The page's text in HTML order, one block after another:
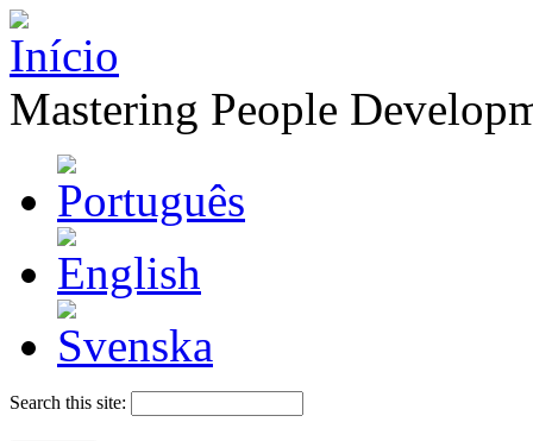
Mastering People
Search this site: